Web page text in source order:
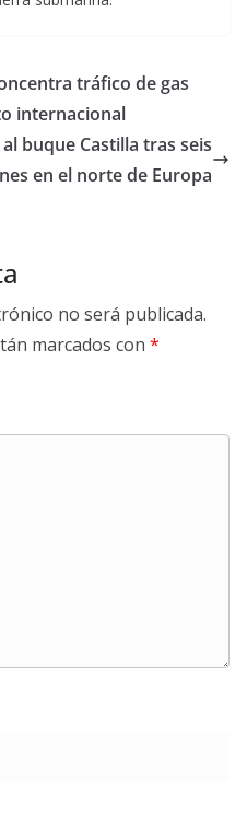
tráfico de gas
internacional
buque Castilla tras seis
en el norte de Europa
no será publicada.
marcados con *